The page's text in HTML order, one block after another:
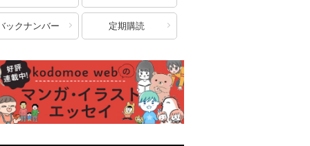
ックナンバー 定期購読